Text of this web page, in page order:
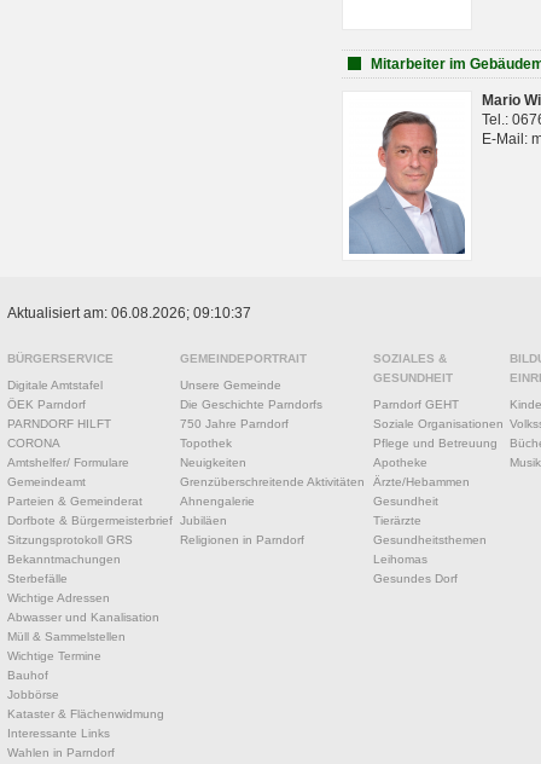
Mitarbeiter im
Mario
Tel.:
E-Mail:
Aktualisiert am: 06.08.2026; 09:10:37
BÜRGERSERVICE
Digitale Amtstafel
ÖEK Parndorf
PARNDORF HILFT
CORONA
Amtshelfer/ Formulare
Gemeindeamt
Parteien & Gemeinderat
Dorfbote & Bürgermeisterbrief
Sitzungsprotokoll GRS
Bekanntmachungen
Sterbefälle
Wichtige Adressen
Abwasser und Kanalisation
Müll & Sammelstellen
Wichtige Termine
Bauhof
Jobbörse
Kataster & Flächenwidmung
Interessante Links
Wahlen in Parndorf
GEMEINDEPORTRAIT
Unsere Gemeinde
Die Geschichte Parndorfs
750 Jahre Parndorf
Topothek
Neuigkeiten
Grenzüberschreitende Aktivitäten
Ahnengalerie
Jubiläen
Religionen in Parndorf
SOZIALES &
GESUNDHEIT
Parndorf GEHT
Soziale Organisationen
Pflege und Betreuung
Apotheke
Ärzte/Hebammen
Gesundheit
Tierärzte
Gesundheitsthemen
Leihomas
Gesundes Dorf